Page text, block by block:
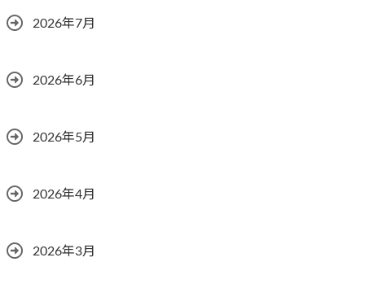
2026年7月
2026年6月
2026年5月
2026年4月
2026年3月